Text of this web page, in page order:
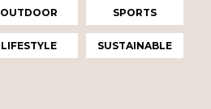
OUTDOOR SPORTS
LIFESTYLE SUSTAINABLE